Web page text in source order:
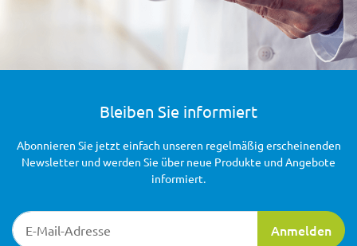
Bleiben Sie informiert
Newsletter-Registrierung
Anmelden
Abonnieren Sie jetzt einfach unseren regelmäßig erscheinenden
Newsletter und werden Sie über neue Produkte und Angebote
informiert.